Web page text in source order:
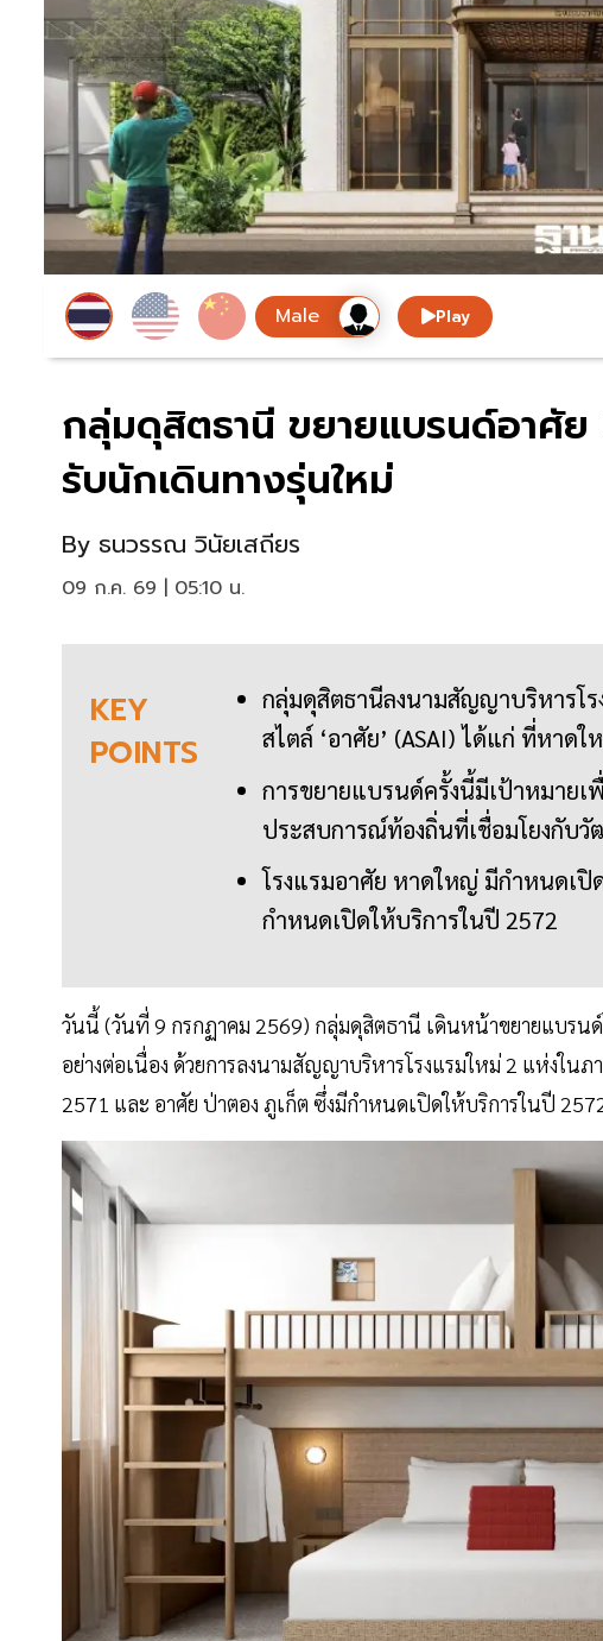
Play
กลุ่มดุสิตธานี ขยายแบรนด์อาศัย
รับนักเดินทางรุ่นใหม่
By ธนวรรณ วินัยเสถียร
09 ก.ค. 69 | 05:10 น.
KEY
POINTS
กลุ่มดุสิตธานีลงนามสัญญาบริหารโ
สไตล์ ‘อาศัย’ (ASAI) ได้แก่ ที่หาด
การขยายแบรนด์ครั้งนี้มีเป้าหมายเ
ประสบการณ์ท้องถิ่นที่เชื่อมโยงกับ
โรงแรมอาศัย หาดใหญ่ มีกำหนดเปิ
กำหนดเปิดให้บริการในปี 2572
วันนี้ (วันที่ 9 กรกฏาคม 2569) กลุ่มดุสิตธานี เดินหน้าขยายแบรนด์
อย่างต่อเนื่อง ด้วยการลงนามสัญญาบริหารโรงแรมใหม่ 2 แห่งใ
2571 และ อาศัย ป่าตอง ภูเก็ต ซึ่งมีกำหนดเปิดให้บริการในปี